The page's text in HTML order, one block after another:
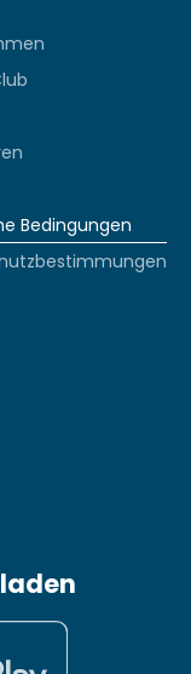
Bedingungen